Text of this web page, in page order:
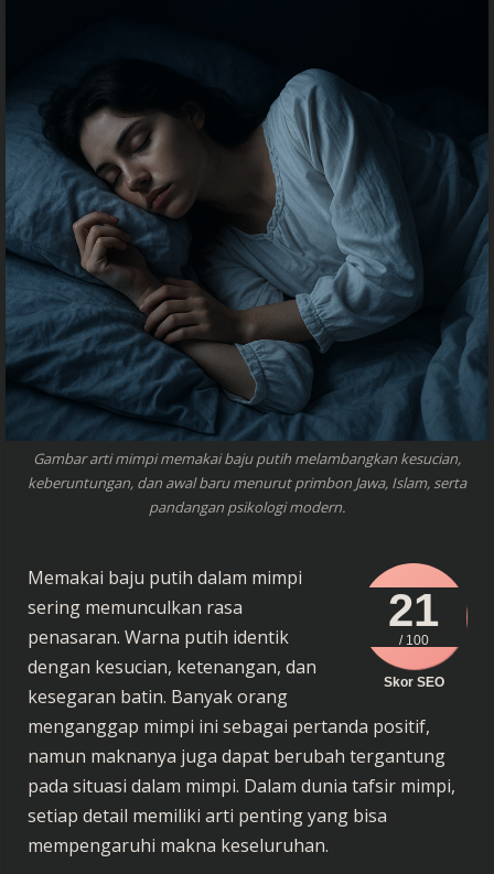
Gambar arti mimpi memakai baju putih melambangkan kesucian,
keberuntungan, dan awal baru menurut primbon Jawa, Islam, serta
pandangan psikologi modern.
21
/ 100
Skor SEO
Memakai baju putih dalam mimpi
sering memunculkan rasa
penasaran. Warna putih identik
dengan kesucian, ketenangan, dan
kesegaran batin. Banyak orang
menganggap mimpi ini sebagai pertanda positif,
namun maknanya juga dapat berubah tergantung
pada situasi dalam mimpi. Dalam dunia tafsir mimpi,
setiap detail memiliki arti penting yang bisa
mempengaruhi makna keseluruhan.